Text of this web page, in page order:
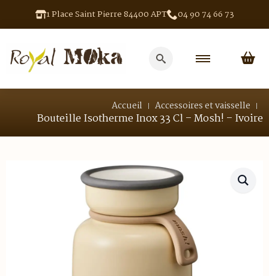
1 Place Saint Pierre 84400 APT 04 90 74 66 73
for:
Accueil Accessoires et vaisselle
Bouteille Isotherme Inox 33 Cl – Mosh! – Ivoire